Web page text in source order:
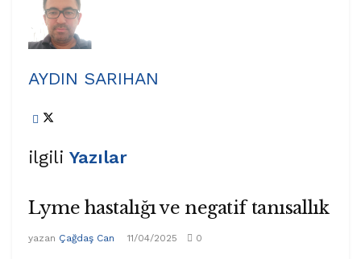
AYDIN SARIHAN
ilgili Yazılar
Lyme hastalığı ve negatif tanısallık
yazan Çağdaş Can 11/04/2025 0